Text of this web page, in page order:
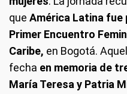
que América Latina
Primer Encuentro
Caribe, en Bogotá.
fecha en memoria de
María Teresa y Patria